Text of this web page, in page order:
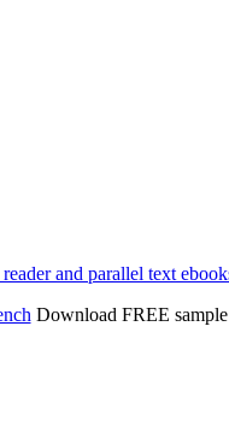
Download FREE